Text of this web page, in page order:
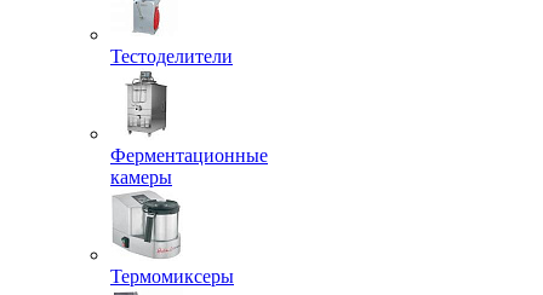
Тестоделители
Ферментационные
камеры
Термомиксеры